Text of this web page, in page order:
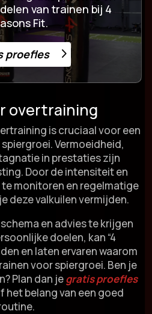
van trainen bij 4
Fit.
proefles
overtraining
is cruciaal voor een
Vermoeidheid,
in prestaties zijn
Door de intensiteit en
monitoren en regelmatige
deze valkuilen vermijden.​
en advies te krijgen
doelen, kan “4
en laten ervaren waarom
voor spiergroei.​ Ben je
Plan dan jegratis proefles
het belang van een goed